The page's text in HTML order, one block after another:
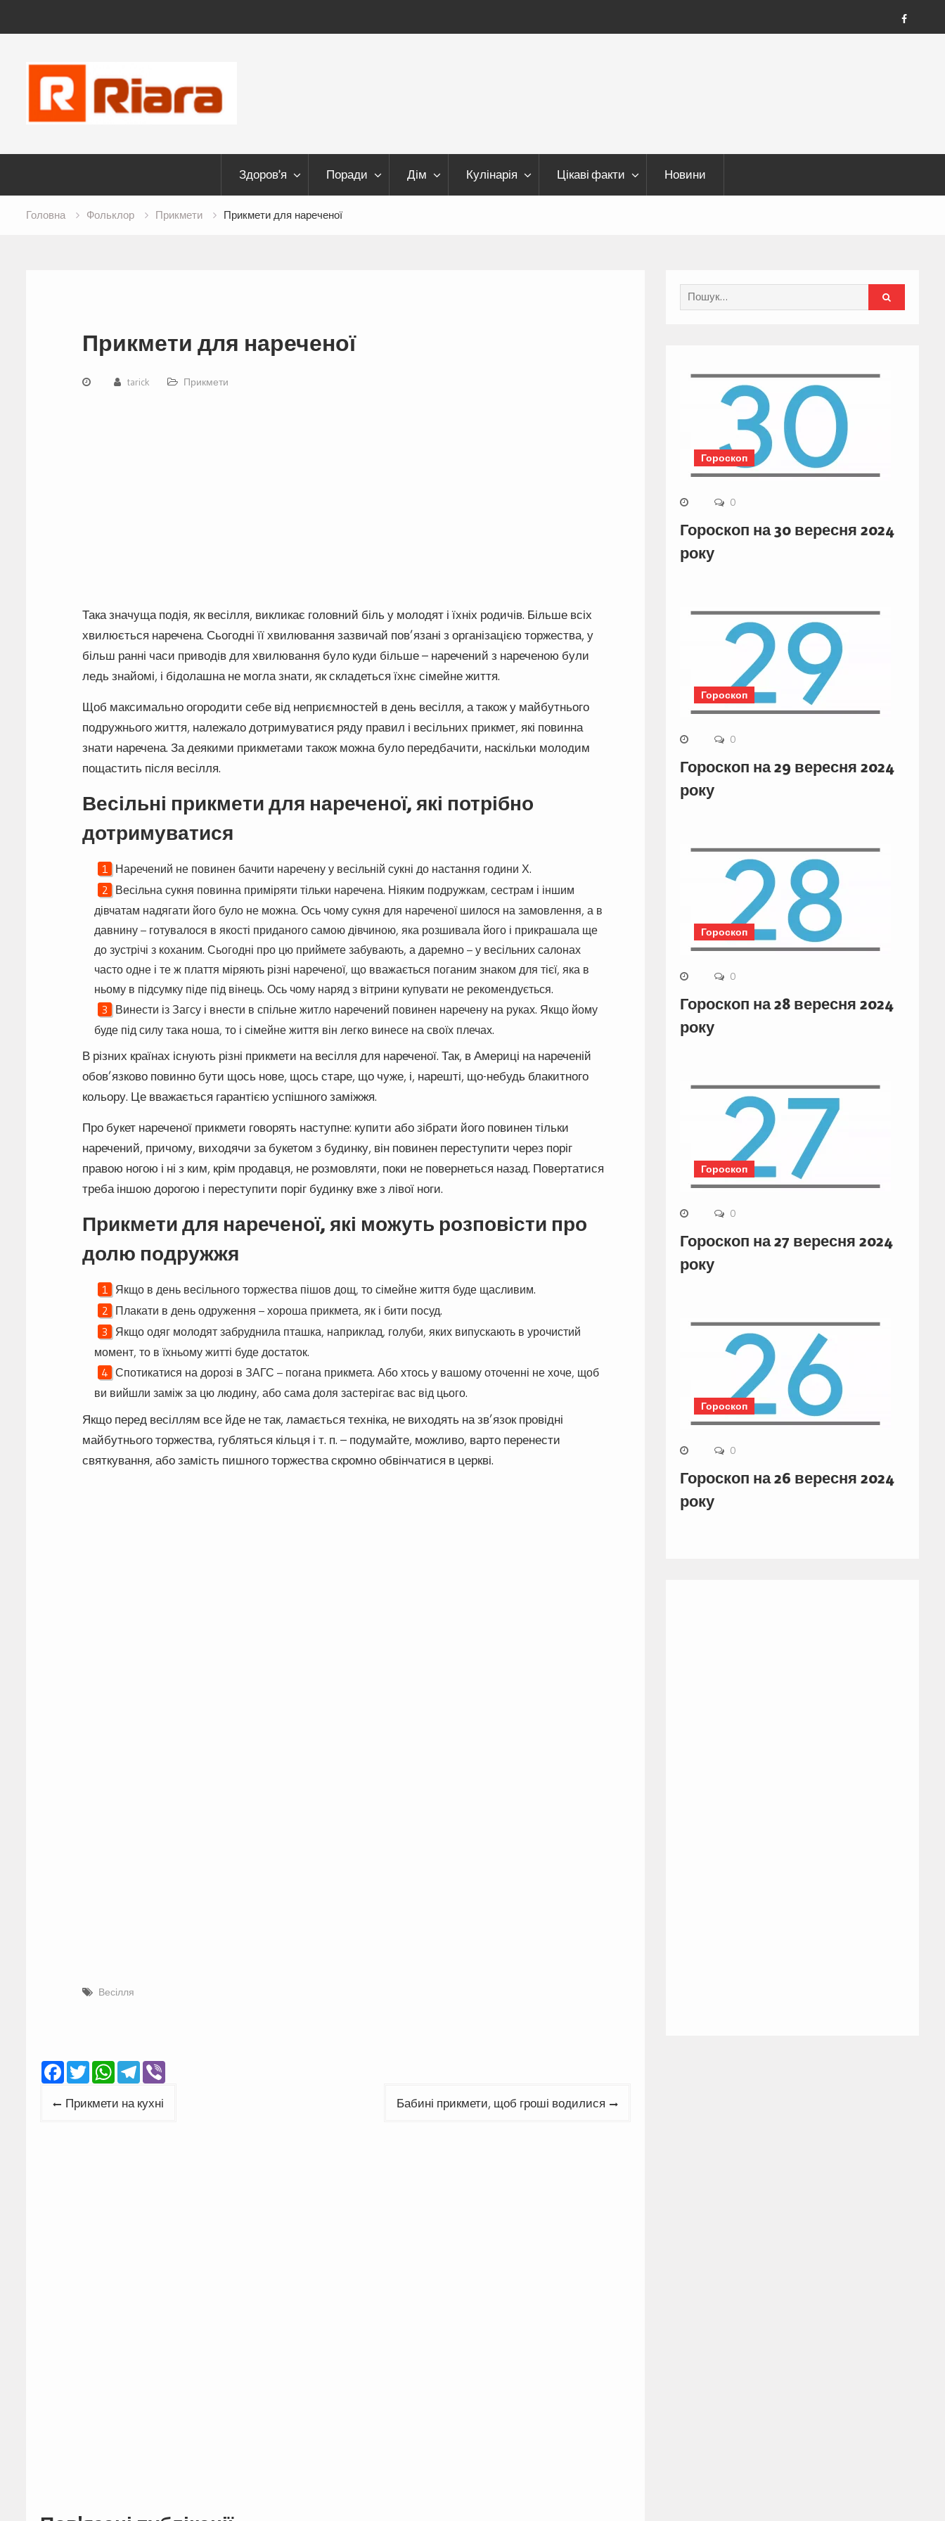
FB
content
Здоров’я Поради Дім Кулінарія Цікаві факти Новини
Головна Фольклор Прикмети Прикмети для нареченої
Прикмети для нареченої
tarick Прикмети
Така значуща подія, як весілля, викликає головний біль у молодят і їхніх родичів. Більше всіх
хвилюється наречена. Сьогодні її хвилювання зазвичай пов’язані з організацією торжества, у
більш ранні часи приводів для хвилювання було куди більше – наречений з нареченою були
ледь знайомі, і бідолашна не могла знати, як складеться їхнє сімейне життя.
Щоб максимально огородити себе від неприємностей в день весілля, а також у майбутнього
подружнього життя, належало дотримуватися ряду правил і весільних прикмет, які повинна
знати наречена. За деякими прикметами також можна було передбачити, наскільки молодим
пощастить після весілля.
Весільні прикмети для нареченої, які потрібно
дотримуватися
Наречений не повинен бачити наречену у весільній сукні до настання години Х.
Весільна сукня повинна приміряти тільки наречена. Ніяким подружкам, сестрам і іншим
дівчатам надягати його було не можна. Ось чому сукня для нареченої шилося на замовлення, а в
давнину – готувалося в якості приданого самою дівчиною, яка розшивала його і прикрашала ще
до зустрічі з коханим. Сьогодні про цю приймете забувають, а даремно – у весільних салонах
часто одне і те ж плаття міряють різні нареченої, що вважається поганим знаком для тієї, яка в
ньому в підсумку піде під вінець. Ось чому наряд з вітрини купувати не рекомендується.
Винести із Загсу і внести в спільне житло наречений повинен наречену на руках. Якщо йому
буде під силу така ноша, то і сімейне життя він легко винесе на своїх плечах.
В різних країнах існують різні прикмети на весілля для нареченої. Так, в Америці на нареченій
обов’язково повинно бути щось нове, щось старе, що чуже, і, нарешті, що-небудь блакитного
кольору. Це вважається гарантією успішного заміжжя.
Про букет нареченої прикмети говорять наступне: купити або зібрати його повинен тільки
наречений, причому, виходячи за букетом з будинку, він повинен переступити через поріг
правою ногою і ні з ким, крім продавця, не розмовляти, поки не повернеться назад. Повертатися
треба іншою дорогою і переступити поріг будинку вже з лівої ноги.
Прикмети для нареченої, які можуть розповісти про
долю подружжя
Якщо в день весільного торжества пішов дощ, то сімейне життя буде щасливим.
Плакати в день одруження – хороша прикмета, як і бити посуд.
Якщо одяг молодят забруднила пташка, наприклад, голуби, яких випускають в урочистий
момент, то в їхньому житті буде достаток.
Спотикатися на дорозі в ЗАГС – погана прикмета. Або хтось у вашому оточенні не хоче, щоб
ви вийшли заміж за цю людину, або сама доля застерігає вас від цього.
Якщо перед весіллям все йде не так, ламається техніка, не виходять на зв’язок провідні
майбутнього торжества, губляться кільця і т. п. – подумайте, можливо, варто перенести
святкування, або замість пишного торжества скромно обвінчатися в церкві.
Весілля
Facebook
TwitterWhatsApp
Telegram
Навігація
Прикмети на кухні Бабині прикмети, щоб гроші водилися
Search
for:
Гороскоп
0
Гороскоп на 30 вересня 2024
року
Гороскоп
0
Гороскоп на 29 вересня 2024
року
Гороскоп
0
Гороскоп на 28 вересня 2024
року
Гороскоп
0
Гороскоп на 27 вересня 2024
року
Гороскоп
0
Гороскоп на 26 вересня 2024
року